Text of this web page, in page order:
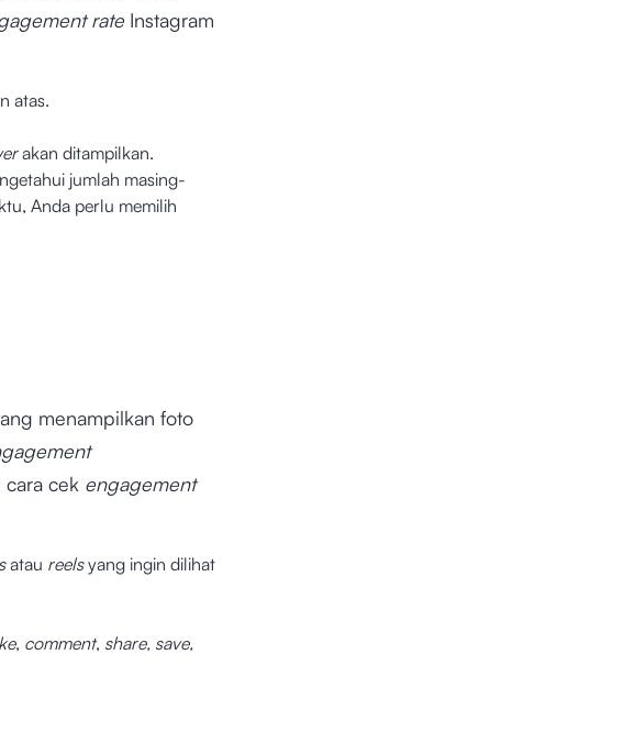
rate Instagram
atas.
akan ditampilkan.
jumlah masing-
Anda perlu memilih
menampilkan foto
cek engagement
atau reelsyang ingin dilihat
, comment, share, save,